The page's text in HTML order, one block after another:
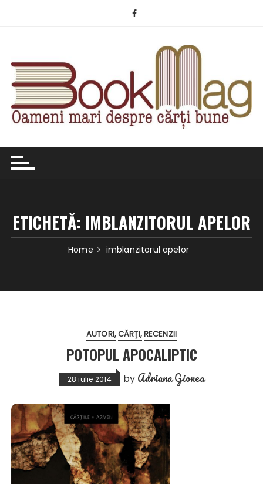
ETICHETĂ: IMBLANZITORUL APELOR
Home imblanzitorul apelor
AUTORI CĂRŢI RECENZII
POTOPUL APOCALIPTIC
28 iulie 2014 by Adriana Gionea